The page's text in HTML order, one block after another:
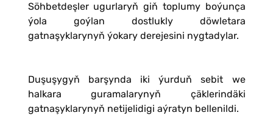
Söhbetdeşler ugurlaryň giň toplumy boýunça
ýola goýlan dostlukly döwletara
gatnaşyklarynyň ýokary derejesini nygtadylar.
Duşuşygyň barşynda iki ýurduň sebit we
halkara guramalarynyň çäklerindäki
gatnaşyklarynyň netijelidigi aýratyn bellenildi.